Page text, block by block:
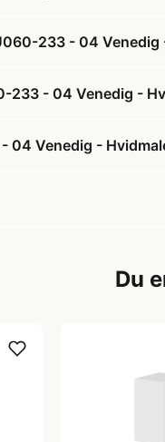
233 - 04 Venedig
233 - 04 Venedig -
04 Venedig -
Du